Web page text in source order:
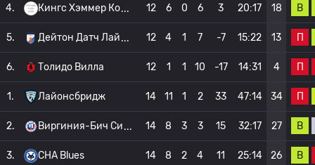
4. Кингс Хэммер Ко 12 6 0 6 3 20:17 18 В
5. Дейтон Датч Лай 12 4 1 7 -7 15:22 13 П
6. Толидо Вилла 12 1 1 10 -17 14:31 4 П
1. Лайонсбридж 14 11 1 2 33 47:14 34 П
2. Виргиния-Бич Си 14 8 3 3 15 32:17 27 В
3. CHA Blues 14 8 2 4 11 25:14 26 В